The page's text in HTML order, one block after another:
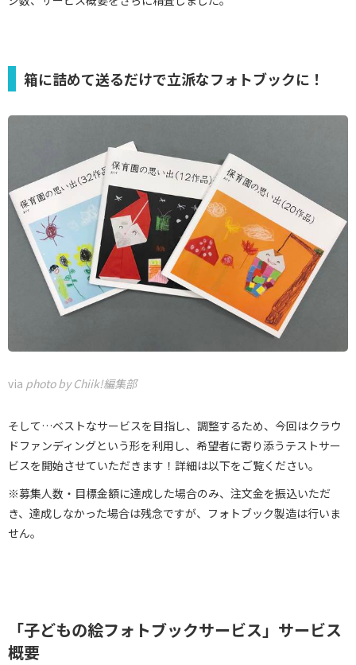
箱に詰めて送るだけで立派なフォトブックに！
via photo by Chiik!編集部
そして…ベストなサービスを目指し、調整するため、今回はクラウ
ドファンディングという形を利用し、希望者に寄り添うテストサー
ビスを開始させていただきます！詳細は以下をご覧ください。
※募集人数・目標金額に達成した場合のみ、注文金を振込いただ
き、達成しなかった場合は残念ですが、フォトブック製造は行いま
せん。
「子どもの絵フォトブックサービス」サービス
概要